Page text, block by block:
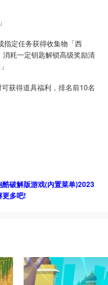
指定任务获得收集物「西
耗一定钥匙解锁高级奖励清
获得道具福利，排名前10名
破解版游戏(内置菜单)2023
多吧!